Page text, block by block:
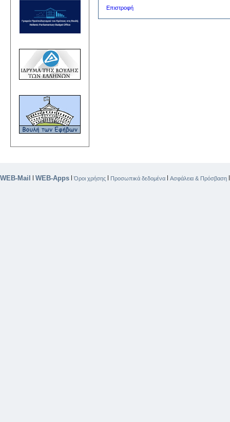
Επιστροφή
WEB-Mail WEB-Apps |Όροι χρήσης Προσωπικά δεδομένα Ασφάλεια & Πρόσβαση